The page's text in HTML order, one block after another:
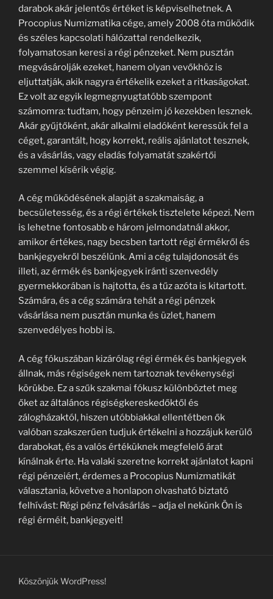
darabok akár jelentős értéket is képviselhetnek. A
Procopius Numizmatika cége, amely 2008 óta működik
és széles kapcsolati hálózattal rendelkezik,
folyamatosan keresi a régi pénzeket. Nem pusztán
megvásárolják ezeket, hanem olyan vevőkhöz is
eljuttatják, akik nagyra értékelik ezeket a ritkaságokat.
Ez volt az egyik legmegnyugtatóbb szempont
számomra: tudtam, hogy pénzeim jó kezekben lesznek.
Akár gyűjtőként, akár alkalmi eladóként keressük fel a
céget, garantált, hogy korrekt, reális ajánlatot tesznek,
és a vásárlás, vagy eladás folyamatát szakértői
szemmel kísérik végig.
A cég működésének alapját a szakmaiság, a
becsületesség, és a régi értékek tisztelete képezi. Nem
is lehetne fontosabb e három jelmondatnál akkor,
amikor értékes, nagy becsben tartott régi érmékről és
bankjegyekről beszélünk. Ami a cég tulajdonosát és
illeti, az érmék és bankjegyek iránti szenvedély
gyermekkorában is hajtotta, és a tűz azóta is kitartott.
Számára, és a cég számára tehát a régi pénzek
vásárlása nem pusztán munka és üzlet, hanem
szenvedélyes hobbi is.
A cég fókuszában kizárólag régi érmék és bankjegyek
állnak, más régiségek nem tartoznak tevékenységi
körükbe. Ez a szűk szakmai fókusz különböztet meg
őket az általános régiségkereskedőktől és
zálogházaktól, hiszen utóbbiakkal ellentétben ők
valóban szakszerűen tudjuk értékelni a hozzájuk kerülő
darabokat, és a valós értéküknek megfelelő árat
kínálnak érte. Ha valaki szeretne korrekt ajánlatot kapni
régi pénzeiért, érdemes a Procopius Numizmatikát
választania, követve a honlapon olvasható biztató
felhívást: Régi pénz felvásárlás – adja el nekünk Ön is
régi érméit, bankjegyeit!
Köszönjük WordPress!